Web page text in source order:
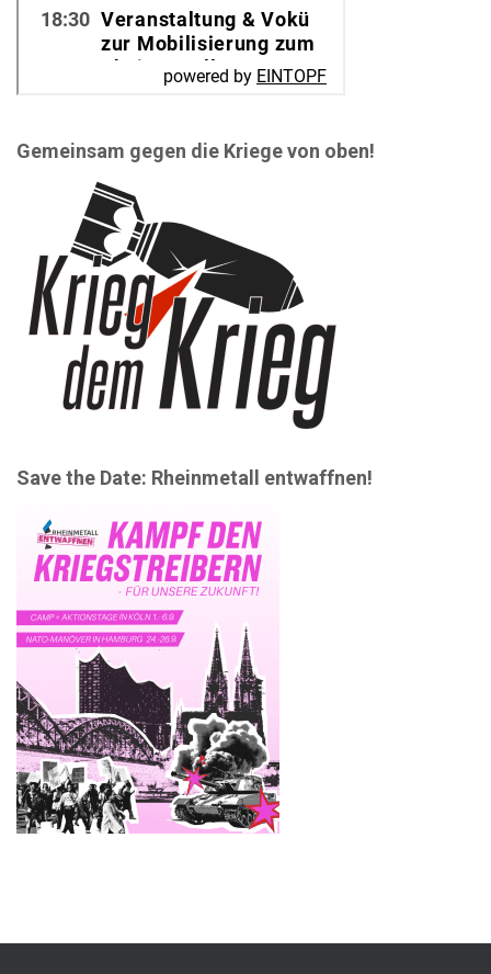
Gemeinsam gegen die Kriege von oben!
Save the Date: Rheinmetall entwaffnen!